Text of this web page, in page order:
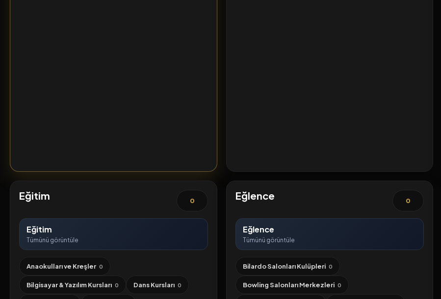
Eğitim 0
Eğitim
Tümünü görüntüle
Anaokulları ve Kreşler 0
Bilgisayar & Yazılım Kursları 0 Dans Kursları 0
Eğlence 0
Eğlence
Tümünü görüntüle
Bilardo Salonları Kulüpleri 0
Bowling Salonları Merkezleri 0